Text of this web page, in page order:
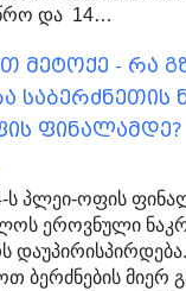
და 14…
მეტოქე - რა
საბერძნეთის
ფინალამდე?
ს პლეი-ოფის
ეროვნული
ბერძნების მიერ